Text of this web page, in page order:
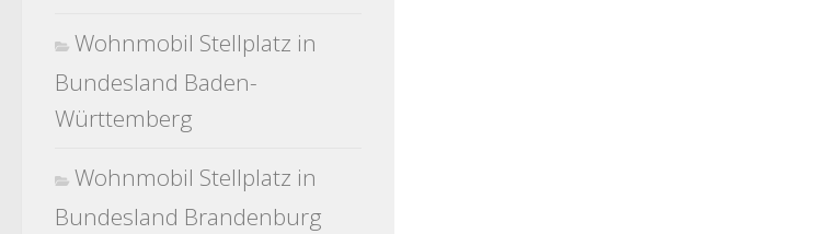
Wohnmobil Stellplatz in
Bundesland Baden-
Württemberg
Wohnmobil Stellplatz in
Bundesland Brandenburg